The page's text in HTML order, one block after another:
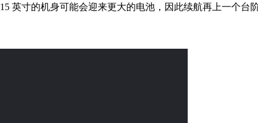
寸的机身可能会迎来更大的电池，因此续航再上一个台阶